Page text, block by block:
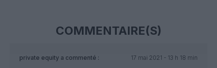
COMMENTAIRE(S)
private equity a commenté :
17 mai 2021 - 13 h 18 min